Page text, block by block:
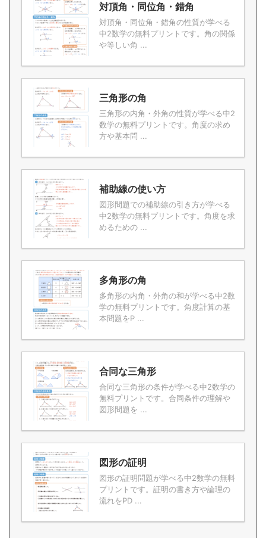
対頂角・同位角・錯角
対頂角・同位角・錯角の性質が学べる
中2数学の無料プリントです。角の関係
や等しい角 ...
三角形の角
三角形の内角・外角の性質が学べる中2
数学の無料プリントです。角度の求め
方や基本問 ...
補助線の使い方
図形問題での補助線の引き方が学べる
中2数学の無料プリントです。角度を求
めるための ...
多角形の角
多角形の内角・外角の和が学べる中2数
学の無料プリントです。角度計算の基
本問題をP ...
合同な三角形
合同な三角形の条件が学べる中2数学の
無料プリントです。合同条件の理解や
図形問題を ...
図形の証明
図形の証明問題が学べる中2数学の無料
プリントです。証明の書き方や論理の
流れをPD ...